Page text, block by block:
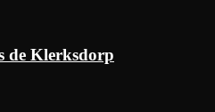
de Klerksdorp